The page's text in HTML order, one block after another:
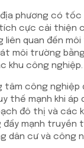
địa phương có
cực cải thiện
liên quan đến
môi trường
khu công nghiệp.
tâm công nghiệp
thế mạnh khi áp
đô thị và các
đẩy mạnh truyền
dân cư và công